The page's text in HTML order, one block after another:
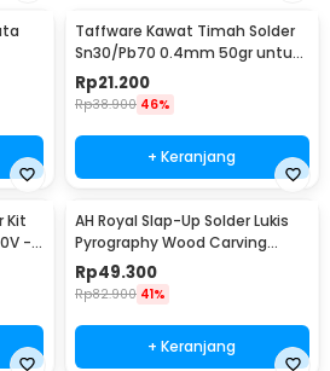
Taffware Kawat Timah Solder
Sn30/Pb70 0.4mm 50gr untuk
PCB Elektronik 0.4mm
Rp21.200
Rp38.900 46%
+ Keranjang
Kit
-
AH Royal Slap-Up Solder Lukis
Pyrography Wood Carving
Soldering Iron - PAC904
Rp49.300
Rp82.900 41%
+ Keranjang